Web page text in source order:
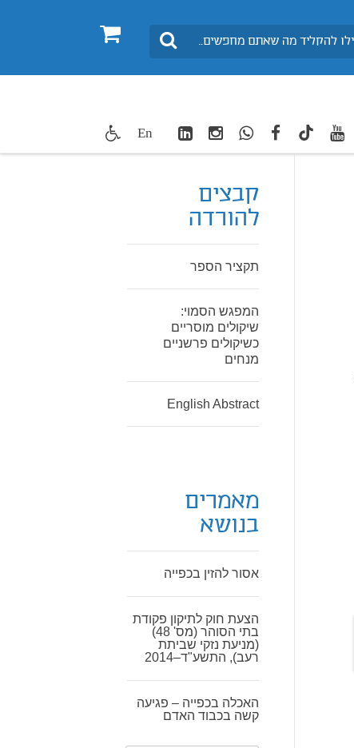
0 חיפוש
twitter
youtube
TikTok
facebook
WhatsApp
Instagram
LinkedIn
En
קבצים
להורדה
תקציר הספר
המפגש הסמוי:
שיקולים מוסריים
כשיקולים פרשניים
מנחים
English Abstract
מאמרים
בנושא
אסור להזין בכפייה
הצעת חוק לתיקון פקודת
בתי הסוהר (מס' 48)
(מניעת נזקי שביתת
רעב), התשע"ד–2014
האכלה בכפייה – פגיעה
קשה בכבוד האדם